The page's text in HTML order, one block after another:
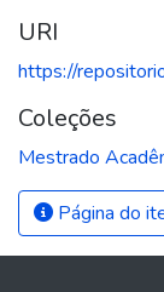
URI
https://
Coleções
Mestrado
Página do